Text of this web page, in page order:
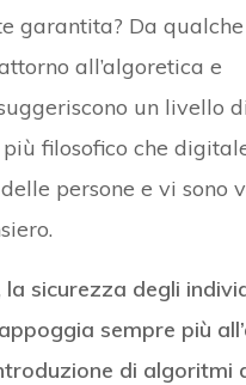
garantita? Da
all’algoretica e
un livello di
filosofico che
persone e vi sono
la sicurezza degli
sempre più
di algoritmi